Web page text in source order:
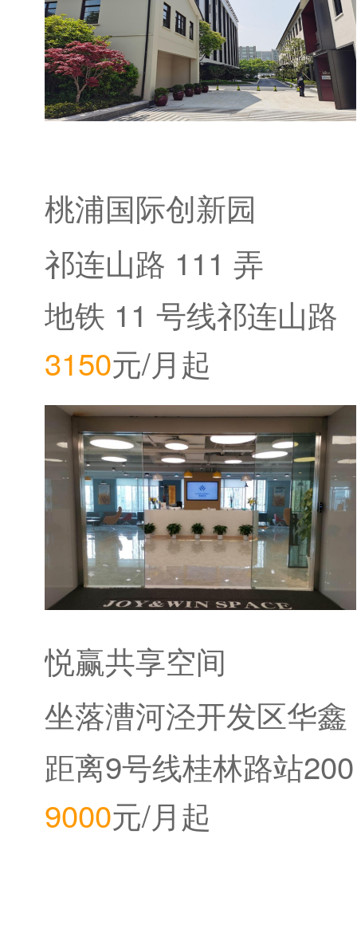
桃浦国际创新园
祁连山路 111 弄
地铁 11 号线祁连山路
站
3150元/月起
悦赢共享空间
坐落漕河泾开发区华鑫
中心
距离9号线桂林路站200
米。距离12号线桂林公
9000元/月起